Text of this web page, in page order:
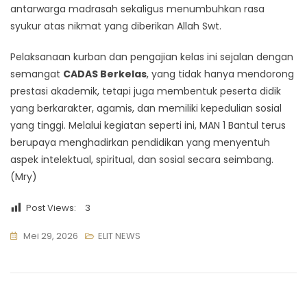
antarwarga madrasah sekaligus menumbuhkan rasa
syukur atas nikmat yang diberikan Allah Swt.
Pelaksanaan kurban dan pengajian kelas ini sejalan dengan
semangat CADAS Berkelas, yang tidak hanya mendorong
prestasi akademik, tetapi juga membentuk peserta didik
yang berkarakter, agamis, dan memiliki kepedulian sosial
yang tinggi. Melalui kegiatan seperti ini, MAN 1 Bantul terus
berupaya menghadirkan pendidikan yang menyentuh
aspek intelektual, spiritual, dan sosial secara seimbang.
(Mry)
Post Views: 3
Mei 29, 2026 ELIT NEWS